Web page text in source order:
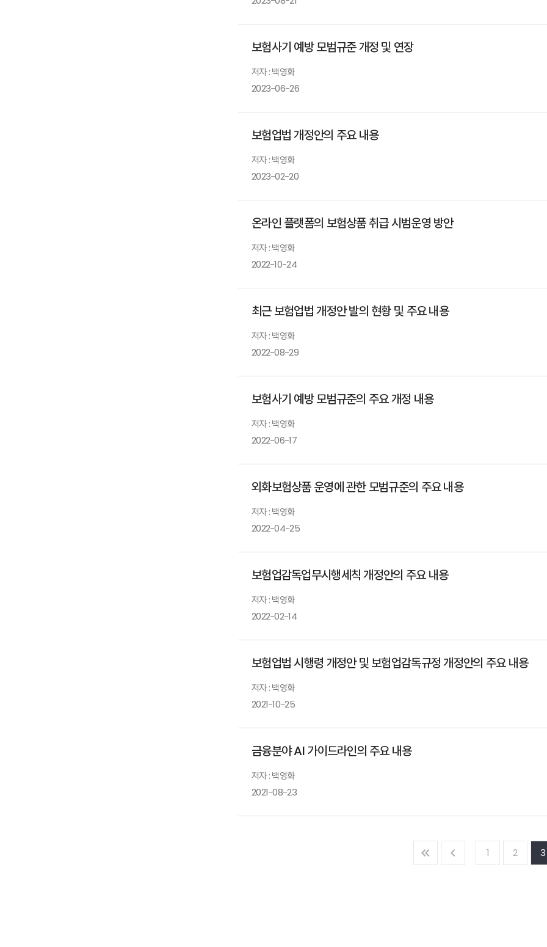
보험사기 예방 모범규준 개정 및 연장
저자 : 백영화
2023-06-26
보험업법 개정안의 주요 내용
저자 : 백영화
2023-02-20
온라인 플랫폼의 보험상품 취급 시범운영 방안
저자 : 백영화
2022-10-24
최근 보험업법 개정안 발의 현황 및 주요 내용
저자 : 백영화
2022-08-29
보험사기 예방 모범규준의 주요 개정 내용
저자 : 백영화
2022-06-17
외화보험상품 운영에 관한 모범규준의 주요 내용
저자 : 백영화
2022-04-25
보험업감독업무시행세칙 개정안의 주요 내용
저자 : 백영화
2022-02-14
보험업법 시행령 개정안 및 보험업감독규정 개정안의 주요 내용
저자 : 백영화
2021-10-25
금융분야 AI 가이드라인의 주요 내용
저자 : 백영화
2021-08-23
1 2 3